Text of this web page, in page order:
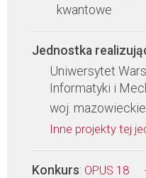
kwantowe
Jednostka
Uniwersytet
Informatyki i
woj. mazowieckie
Inne projekty tej
Konkurs: OPUS 18